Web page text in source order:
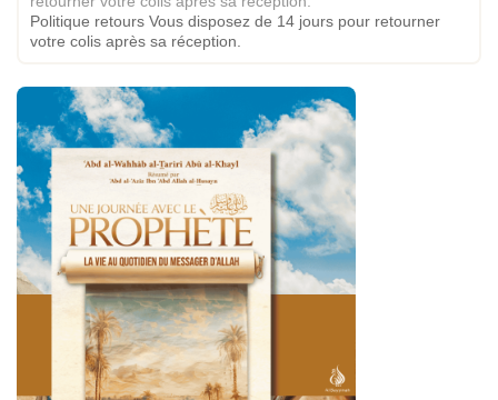
Politique retours Vous disposez de 14 jours pour retourner
votre colis après sa réception.